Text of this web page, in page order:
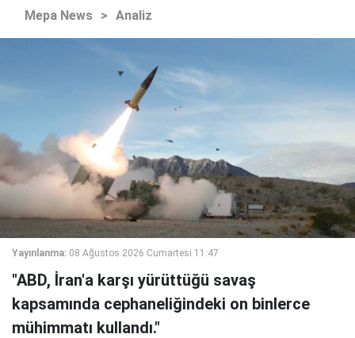
Mepa News > Analiz
Yayınlanma: 08 Ağustos 2026 Cumartesi 11:47
"ABD, İran'a karşı yürüttüğü savaş
kapsamında cephaneliğindeki on binlerce
mühimmatı kullandı."